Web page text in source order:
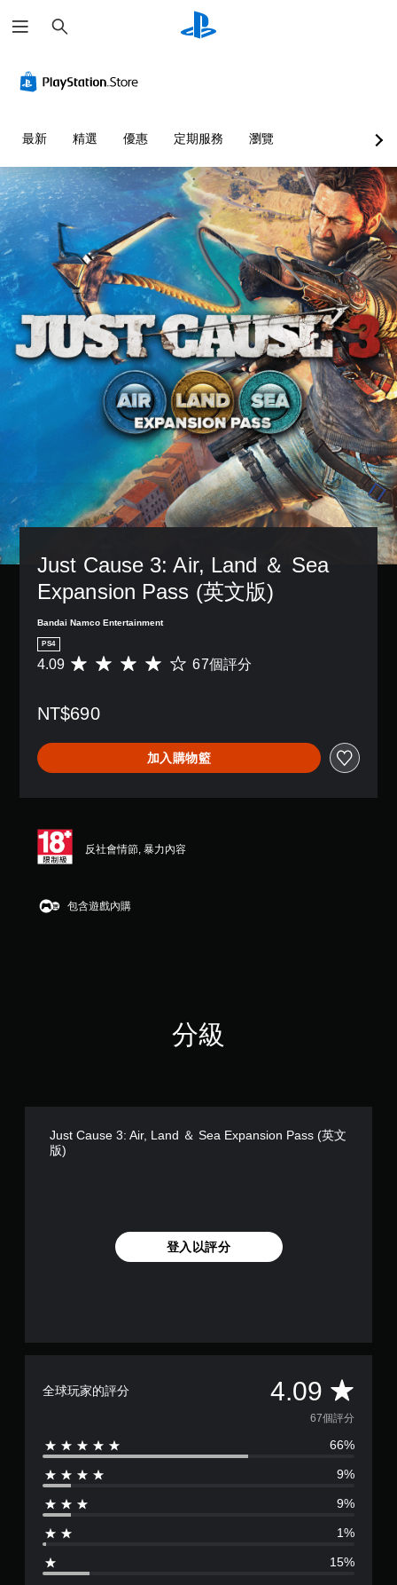
尋
最新 精選 優惠 定期服務 瀏覽
Just Cause 3: Air, Land ＆ Sea
Expansion Pass (英文版)
Bandai Namco Entertainment
PS4
平
分
4
.
（
滿
顆
4.09 67個評分
NT$690
加入購物籃
反社會情節, 暴力內容
包含遊戲內購
分級
Just Cause 3: Air, Land ＆ Sea Expansion Pass (英文
版)
登入以評分
全球玩家的評分 4.09 平
均
評
分
4
67個評分
66%
9%
9%
1%
15%